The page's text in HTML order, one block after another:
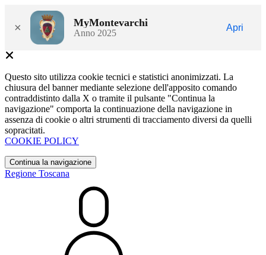
× MyMontevarchi
Anno 2025
Apri
Questo sito utilizza cookie tecnici e statistici anonimizzati. La
chiusura del banner mediante selezione dell'apposito comando
contraddistinto dalla X o tramite il pulsante "Continua la
navigazione" comporta la continuazione della navigazione in
assenza di cookie o altri strumenti di tracciamento diversi da quelli
sopracitati.
COOKIE POLICY
Continua la navigazione
Regione Toscana